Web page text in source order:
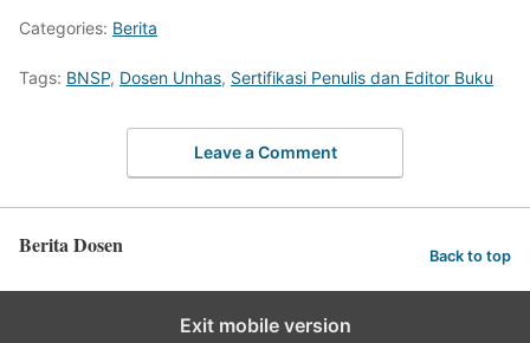
Categories: Berita
Tags: BNSP, Dosen Unhas, Sertifikasi Penulis dan Editor Buku
Leave a Comment
Berita Dosen Back to top
Exit mobile version